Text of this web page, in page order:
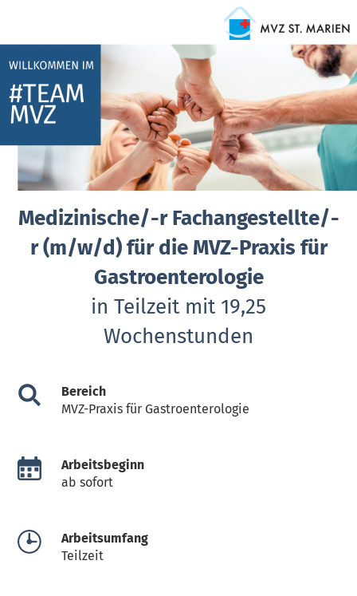
Medizinische/-r Fachangestellte/-
r (m/w/d) für die MVZ-Praxis für
Gastroenterologie
in Teilzeit mit 19,25
Wochenstunden
Bereich
MVZ-Praxis für Gastroenterologie
Arbeitsbeginn
ab sofort
Arbeitsumfang
Teilzeit